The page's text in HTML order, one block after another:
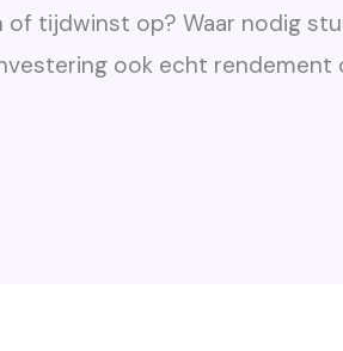
of tijdwinst op? Waar nodig
ook echt rendement